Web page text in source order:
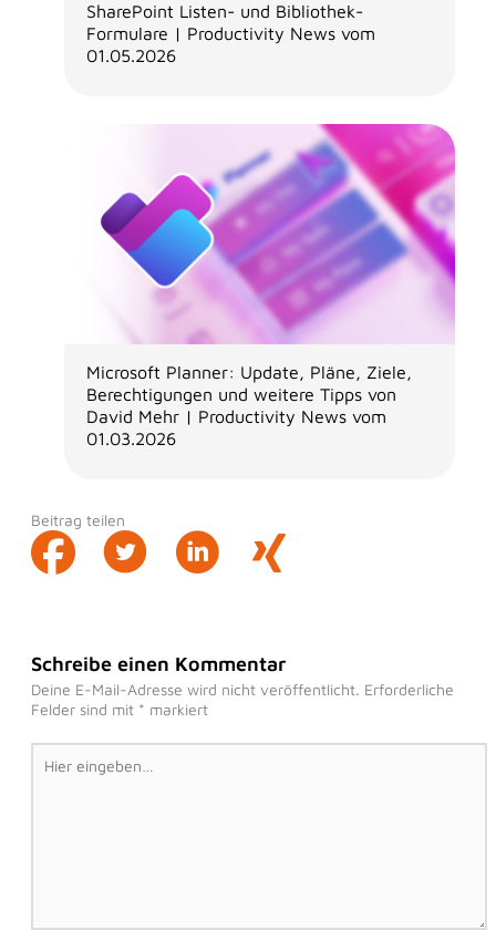
SharePoint Listen- und Bibliothek-
Formulare | Productivity News vom
01.05.2026
Microsoft Planner: Update, Pläne, Ziele,
Berechtigungen und weitere Tipps von
David Mehr | Productivity News vom
01.03.2026
Beitrag teilen
Schreibe einen Kommentar
Deine E-Mail-Adresse wird nicht veröffentlicht. Erforderliche
Felder sind mit * markiert
Hier
eingeben…